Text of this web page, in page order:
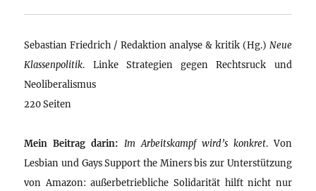
Sebastian Friedrich / Redaktion analyse & kritik (Hg.) Neue
Klassenpolitik. Linke Strategien gegen Rechtsruck und
Neoliberalismus
220 Seiten
Mein Beitrag darin: Im Arbeitskampf wird’s konkret. Von
Lesbian und Gays Support the Miners bis zur Unterstützung
von Amazon: außerbetriebliche Solidarität hilft nicht nur